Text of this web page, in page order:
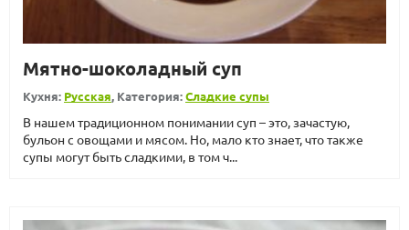
Мятно-шоколадный суп
Кухня: Русская, Категория:Сладкие супы
В нашем традиционном понимании суп – это, зачастую,
бульон с овощами и мясом. Но, мало кто знает, что также
супы могут быть сладкими, в том ч...